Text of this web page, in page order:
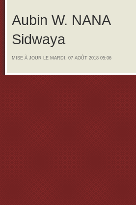
Aubin W. NANA
Sidwaya
MISE À JOUR LE MARDI, 07 AOÛT 2018 05:06